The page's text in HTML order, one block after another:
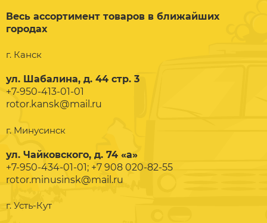
Весь ассортимент товаров в ближайших
городах
г. Канск
ул. Шабалина, д. 44 стр. 3
+7-950-413-01-01
rotor.kansk@mail.ru
г. Минусинск
ул. Чайковского, д. 74 «а»
+7-950-434-01-01; +7 908 020-82-55
rotor.minusinsk@mail.ru
г. Усть-Кут